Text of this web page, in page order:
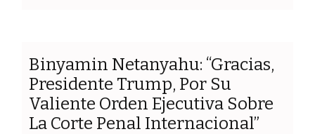
Binyamin Netanyahu: “Gracias,
Presidente Trump, Por Su
Valiente Orden Ejecutiva Sobre
La Corte Penal Internacional”